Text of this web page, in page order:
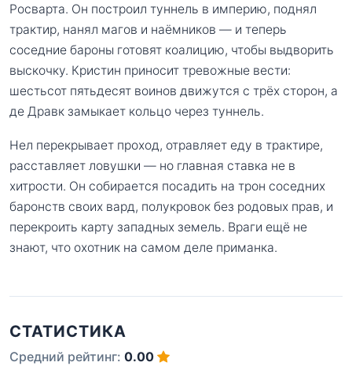
Росварта. Он построил туннель в империю, поднял
трактир, нанял магов и наёмников — и теперь
соседние бароны готовят коалицию, чтобы выдворить
выскочку. Кристин приносит тревожные вести:
шестьсот пятьдесят воинов движутся с трёх сторон, а
де Дравк замыкает кольцо через туннель.
Нел перекрывает проход, отравляет еду в трактире,
расставляет ловушки — но главная ставка не в
хитрости. Он собирается посадить на трон соседних
баронств своих вард, полукровок без родовых прав, и
перекроить карту западных земель. Враги ещё не
знают, что охотник на самом деле приманка.
СТАТИСТИКА
Средний рейтинг: 0.00